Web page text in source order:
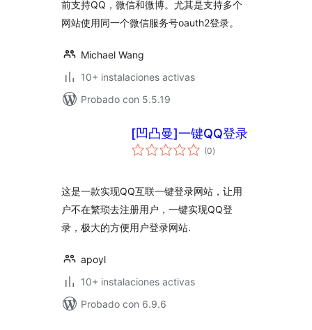
前支持QQ，微信和微博。尤其是支持多个
网站使用同一个微信服务号oauth2登录。
Michael Wang
10+ instalaciones activas
Probado con 5.5.19
[凹凸曼]一键QQ登录
(0total
de
)
这是一款实现QQ互联一键登录网站，让用
户不在繁琐去注册用户，一键实现QQ登
录，极大的方便用户登录网站.
apoyl
10+ instalaciones activas
Probado con 6.9.6